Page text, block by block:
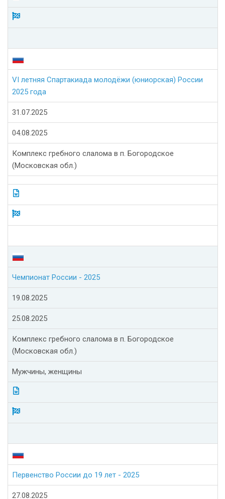
VI летняя Спартакиада молодёжи (юниорская) России
2025 года
31.07.2025
04.08.2025
Комплекс гребного слалома в п. Богородское
(Московская обл.)
Чемпионат России - 2025
19.08.2025
25.08.2025
Комплекс гребного слалома в п. Богородское
(Московская обл.)
Мужчины, женщины
Первенство России до 19 лет - 2025
27.08.2025